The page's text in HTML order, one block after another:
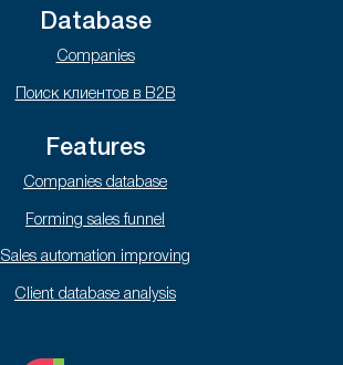
Database
Companies
Поиск клиентов в B2B
Features
Companies database
Forming sales funnel
Sales automation improving
Client database analysis